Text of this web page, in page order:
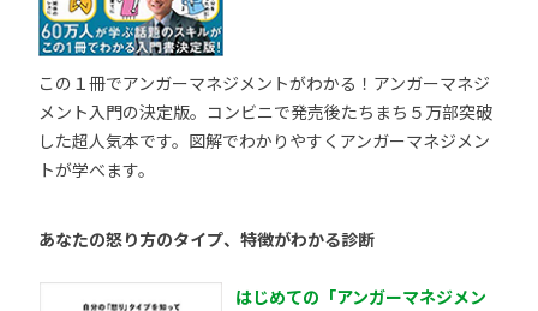
この１冊でアンガーマネジメントがわかる！アンガーマネジ
メント入門の決定版。コンビニで発売後たちまち５万部突破
した超人気本です。図解でわかりやすくアンガーマネジメン
トが学べます。
あなたの怒り方のタイプ、特徴がわかる診断
はじめての「アンガーマネジメン